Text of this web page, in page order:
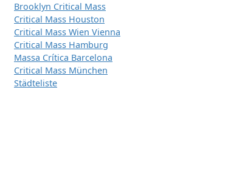
Brooklyn Critical Mass
Critical Mass Houston
Critical Mass Wien Vienna
Critical Mass Hamburg
Massa Crítica Barcelona
Critical Mass München
Städteliste